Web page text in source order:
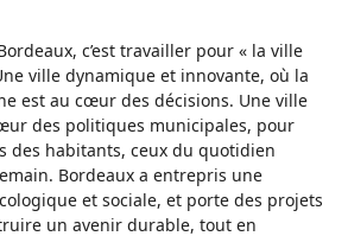
c’est travailler pour « la ville
ville dynamique et innovante, où la
est au cœur des décisions. Une ville
des politiques municipales, pour
des habitants, ceux du quotidien
Bordeaux a entrepris une
et sociale, et porte des projets
un avenir durable, tout en